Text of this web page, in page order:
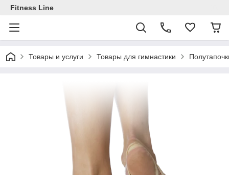
Fitness Line
Товары и услуги Товары для гимнастики